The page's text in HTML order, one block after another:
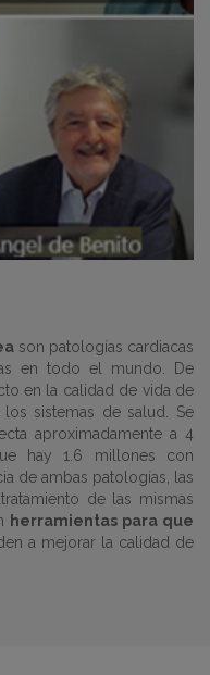
son patologías cardiacas
en todo el mundo. De
en la calidad de vida de
sistemas de salud. Se
aproximadamente a 4
hay 1.6 millones con
de ambas patologías, las
de las mismas
herramientas para que
a mejorar la calidad de